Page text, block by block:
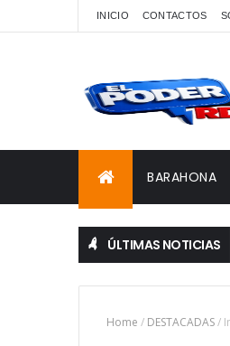
INICIO CONTACTOS
BARAHONA
ÚLTIMAS NOTICIAS
Home / DESTACADAS/